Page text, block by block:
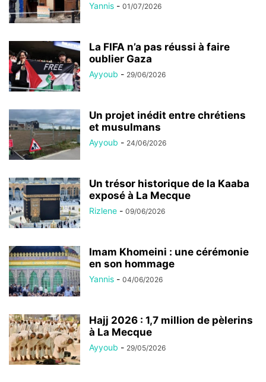
Yannis - 01/07/2026
La FIFA n’a pas réussi à faire
oublier Gaza
Ayyoub - 29/06/2026
Un projet inédit entre chrétiens
et musulmans
Ayyoub - 24/06/2026
Un trésor historique de la Kaaba
exposé à La Mecque
Rizlene - 09/06/2026
Imam Khomeini : une cérémonie
en son hommage
Yannis - 04/06/2026
Hajj 2026 : 1,7 million de pèlerins
à La Mecque
Ayyoub - 29/05/2026